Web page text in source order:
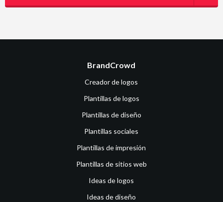
BrandCrowd
Creador de logos
Plantillas de logos
Plantillas de diseño
Plantillas sociales
Plantillas de impresión
Plantillas de sitios web
Ideas de logos
Ideas de diseño